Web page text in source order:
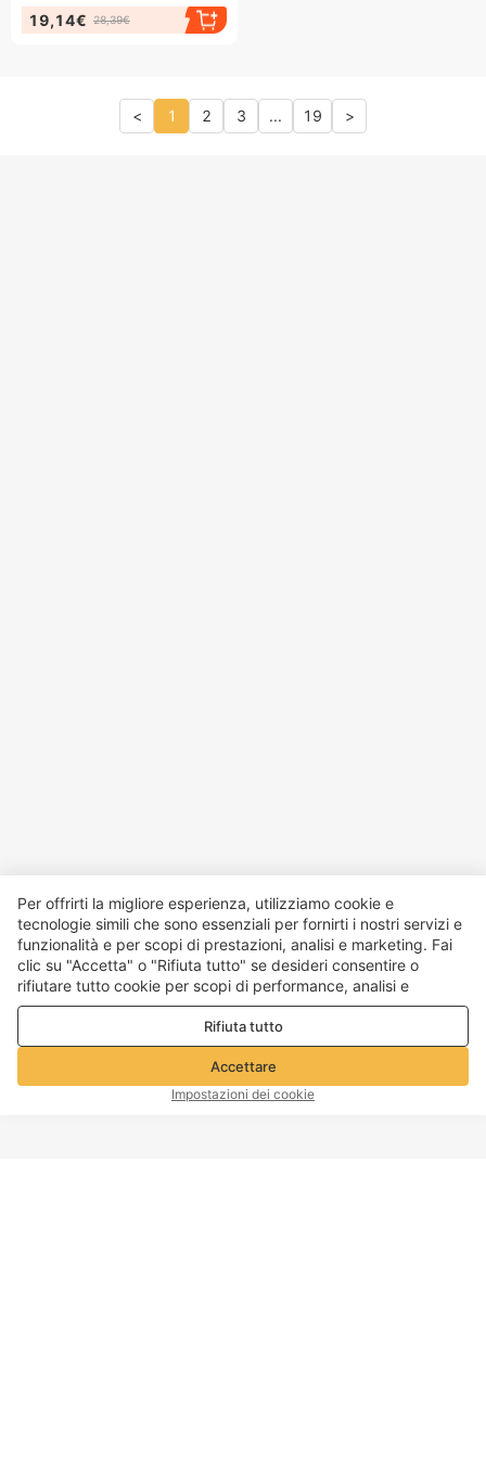
19,14€ 28,39€
< 1 2 3 ... 19 >
Per offrirti la migliore esperienza, utilizziamo cookie e
tecnologie simili che sono essenziali per fornirti i nostri servizi e
funzionalità e per scopi di prestazioni, analisi e marketing. Fai
clic su "Accetta" o "Rifiuta tutto" se desideri consentire o
rifiutare tutto cookie per scopi di performance, analisi e
marketing. Per maggiori dettagli consultare la nostraPolitica
Rifiuta tutto
Accettare
Impostazioni dei cookie